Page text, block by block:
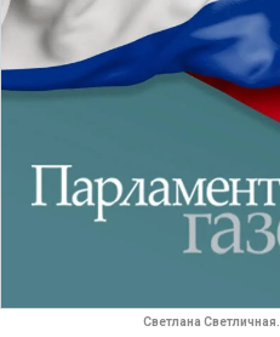
Светлана Светличная.